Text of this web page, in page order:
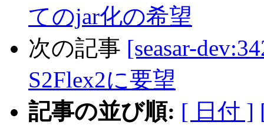
てのjar化の希望
次の記事 [seasar-
S2Flex2に要望
記事の並び順: [ 日付 ]